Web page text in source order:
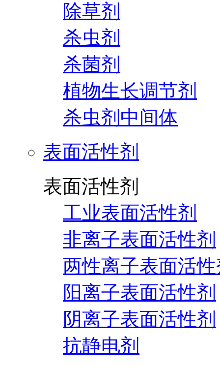
除草剂
杀虫剂
杀菌剂
植物生长调节剂
杀虫剂中间体
表面活性剂
表面活性剂
工业表面活性剂
非离子表面活性剂
两性离子表面活
阳离子表面活性剂
阴离子表面活性剂
抗静电剂